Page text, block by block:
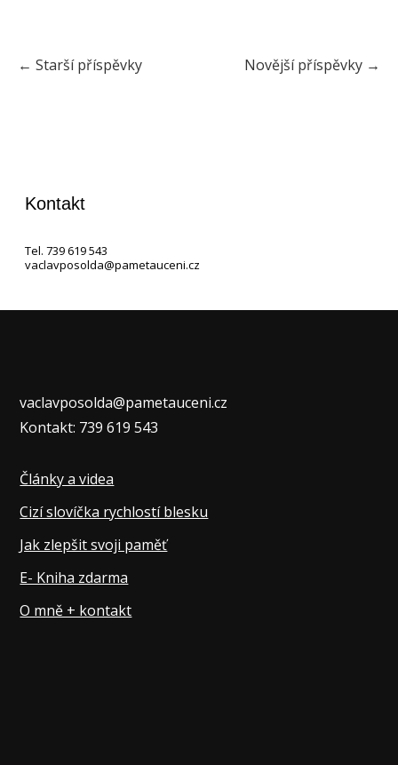
← Starší příspěvky Novější příspěvky →
Kontakt
Tel. 739 619 543
vaclavposolda@pametauceni.cz
vaclavposolda@pametauceni.cz
Kontakt: 739 619 543
Články a videa
Cizí slovíčka rychlostí blesku
Jak zlepšit svoji paměť
E- Kniha zdarma
O mně + kontakt